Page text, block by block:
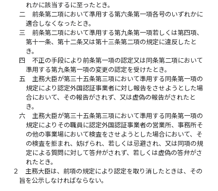
れかに該当するに至ったとき。
二
前条第二項において準用する第六条第一項各号のいずれかに
適合しなくなったとき。
三
前条第二項において準用する第九条第一項若しくは第四項、
第十一条、第十二条又は第十三条第二項の規定に違反したと
き。
四
不正の手段により前条第一項の認定又は同条第二項において
準用する第九条第一項の変更の認定を受けたとき。
五
主務大臣が第三十五条第三項において準用する同条第一項の
規定により認定外国認証事業者に対し報告をさせようとした場
合において、その報告がされず、又は虚偽の報告がされたと
き。
六
主務大臣が第三十五条第三項において準用する同条第一項の
規定によりその職員に認定外国認証事業者の営業所、事務所そ
の他の事業場において検査をさせようとした場合において、そ
の検査を拒まれ、妨げられ、若しくは忌避され、又は同項の規
定による質問に対して答弁がされず、若しくは虚偽の答弁がさ
れたとき。
２
主務大臣は、前項の規定により認定を取り消したときは、その
旨を公示しなければならない。